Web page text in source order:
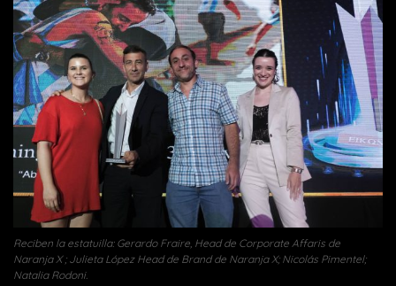
Reciben la estatuilla: Gerardo Fraire, Head de Corporate Affaris de
Naranja X ; Julieta López Head de Brand de Naranja X; Nicolás Pimentel;
Natalia Rodoni.